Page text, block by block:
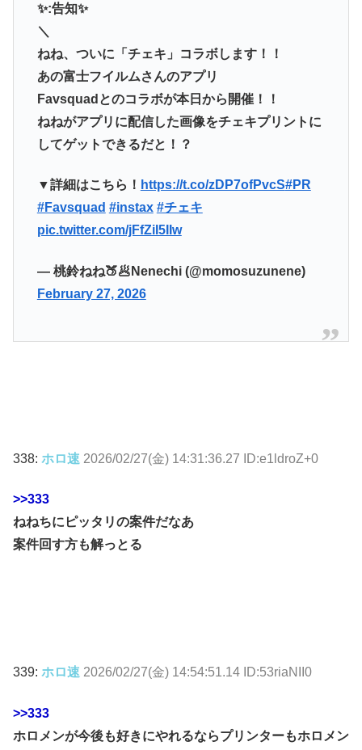
✨:告知✨
＼
ねね、ついに「チェキ」コラボします！！
あの富士フイルムさんのアプリ
Favsquadとのコラボが本日から開催！！
ねねがアプリに配信した画像をチェキプリントに
してゲットできるだと！？
▼詳細はこちら！ https://t.co/zDP7ofPvcS#PR
#Favsquad #instax #チェキ
pic.twitter.com/jFfZiI5IIw
— 桃鈴ねね🍑🥟Nenechi (@momosuzunene)
February 27, 2026
338: ホロ速 2026/02/27(金) 14:31:36.27 ID:e1ldroZ+0
>>333
ねねちにピッタリの案件だなあ
案件回す方も解っとる
339: ホロ速 2026/02/27(金) 14:54:51.14 ID:53riaNII0
>>333
ホロメンが今後も好きにやれるならプリンターもホロメン